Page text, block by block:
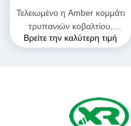
Τελειωμένο η Amber κομμάτι
τρυπανιών κοβαλτίου,
παράλληλο κομμάτι
Βρείτε την καλύτερη τιμή